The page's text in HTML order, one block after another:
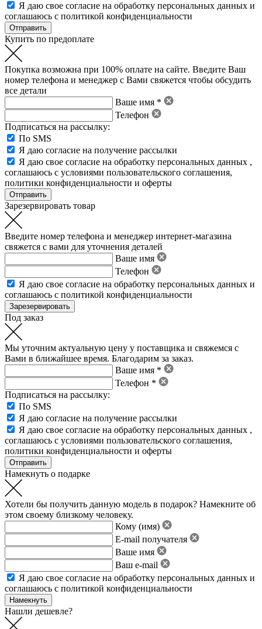
Я даю свое согласие на обработку персональных данных и
соглашаюсь с политикой конфиденциальности
Купить по предоплате
Покупка возможна при 100% оплате на сайте. Введите Ваш
номер телефона и менеджер с Вами свяжется чтобы обсудить
все детали
Ваше имя *
Телефон
Подписаться на рассылку:
По SMS
Я даю согласие на получение рассылки
Я даю свое согласие на обработку персональных данных ,
соглашаюсь с условиями пользовательского соглашения,
политики конфиденциальности и оферты
Зарезервировать товар
Введите номер телефона и менеджер интернет-магазина
свяжется с вами для уточнения деталей
Ваше имя
Телефон
Я даю свое согласие на обработку персональных данных и
соглашаюсь с политикой конфиденциальности
Под заказ
Мы уточним актуальную цену у поставщика и свяжемся с
Вами в ближайшее время. Благодарим за заказ.
Ваше имя *
Телефон *
Подписаться на рассылку:
По SMS
Я даю согласие на получение рассылки
Я даю свое согласие на обработку персональных данных ,
соглашаюсь с условиями пользовательского соглашения,
политики конфиденциальности и оферты
Намекнуть о подарке
Хотели бы получить данную модель в подарок? Намекните об
этом своему близкому человеку.
Кому (имя)
E-mail получателя
Ваше имя
Ваш e-mail
Я даю свое согласие на обработку персональных данных и
соглашаюсь с политикой конфиденциальности
Нашли дешевле?